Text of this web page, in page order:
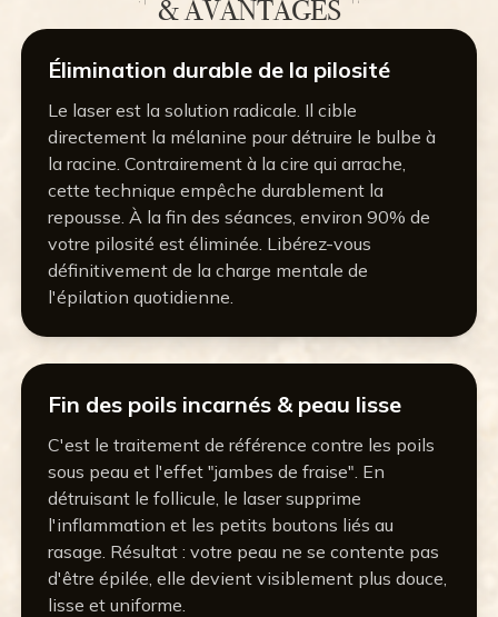
& AVANTAGES
Élimination durable de la pilosité
Le laser est la solution radicale. Il cible
directement la mélanine pour détruire le bulbe à
la racine. Contrairement à la cire qui arrache,
cette technique empêche durablement la
repousse. À la fin des séances, environ 90% de
votre pilosité est éliminée. Libérez-vous
définitivement de la charge mentale de
l'épilation quotidienne.
Fin des poils incarnés & peau lisse
C'est le traitement de référence contre les poils
sous peau et l'effet "jambes de fraise". En
détruisant le follicule, le laser supprime
l'inflammation et les petits boutons liés au
rasage. Résultat : votre peau ne se contente pas
d'être épilée, elle devient visiblement plus douce,
lisse et uniforme.